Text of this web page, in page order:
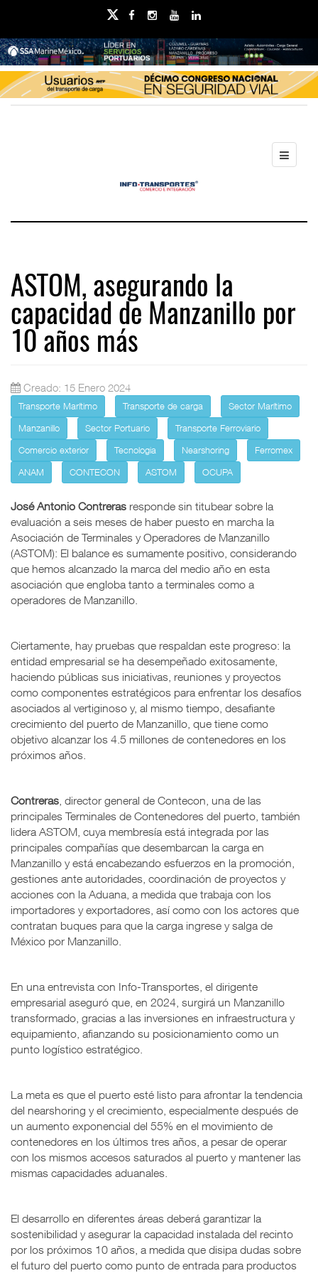
ASTOM, asegurando la
capacidad de Manzanillo por
10 años más
Creado: 15 Enero 2024
Transporte Marítimo Transporte de carga
Sector Marítimo
Manzanillo
Sector Portuario
Transporte Ferroviario
Comercio exterior
Tecnologia Nearshoring
Ferromex
ANAM
CONTECON ASTOM OCUPA
José Antonio Contreras responde sin titubear sobre la
evaluación a seis meses de haber puesto en marcha la
Asociación de Terminales y Operadores de Manzanillo
(ASTOM): El balance es sumamente positivo, considerando
que hemos alcanzado la marca del medio año en esta
asociación que engloba tanto a terminales como a
operadores de Manzanillo.
Ciertamente, hay pruebas que respaldan este progreso: la
entidad empresarial se ha desempeñado exitosamente,
haciendo públicas sus iniciativas, reuniones y proyectos
como componentes estratégicos para enfrentar los desafíos
asociados al vertiginoso y, al mismo tiempo, desafiante
crecimiento del puerto de Manzanillo, que tiene como
objetivo alcanzar los 4.5 millones de contenedores en los
próximos años.
Contreras , director general de Contecon, una de las
principales Terminales de Contenedores del puerto, también
lidera ASTOM, cuya membresía está integrada por las
principales compañías que desembarcan la carga en
Manzanillo y está encabezando esfuerzos en la promoción,
gestiones ante autoridades, coordinación de proyectos y
acciones con la Aduana, a medida que trabaja con los
importadores y exportadores, así como con los actores que
contratan buques para que la carga ingrese y salga de
México por Manzanillo.
En una entrevista con Info-Transportes, el dirigente
empresarial aseguró que, en 2024, surgirá un Manzanillo
transformado, gracias a las inversiones en infraestructura y
equipamiento, afianzando su posicionamiento como un
punto logístico estratégico.
La meta es que el puerto esté listo para afrontar la tendencia
del nearshoring y el crecimiento, especialmente después de
un aumento exponencial del 55% en el movimiento de
contenedores en los últimos tres años, a pesar de operar
con los mismos accesos saturados al puerto y mantener las
mismas capacidades aduanales.
El desarrollo en diferentes áreas deberá garantizar la
sostenibilidad y asegurar la capacidad instalada del recinto
por los próximos 10 años, a medida que disipa dudas sobre
el futuro del puerto como punto de entrada para productos